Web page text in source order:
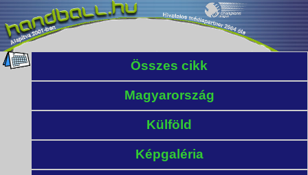
Összes cikk
Magyarország
Külföld
Képgaléria